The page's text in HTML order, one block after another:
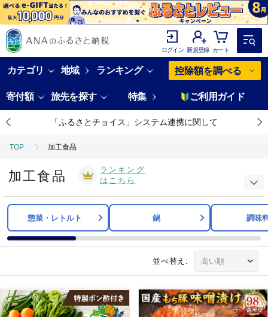
ログイン 新規登録 カート
カテゴリ 地域 ランキング 控除額を調べる
寄付額 旅先を探す 特集 ご利用ガイド
「ふるさとチョイス」システム連携に関して
TOP 加工食品
加工食品
ランキング
はこちら
惣菜・レトルト 鍋 調味
並べ替え: